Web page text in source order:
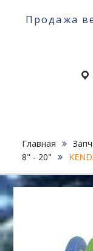
Продажа
Главная
8" - 20"